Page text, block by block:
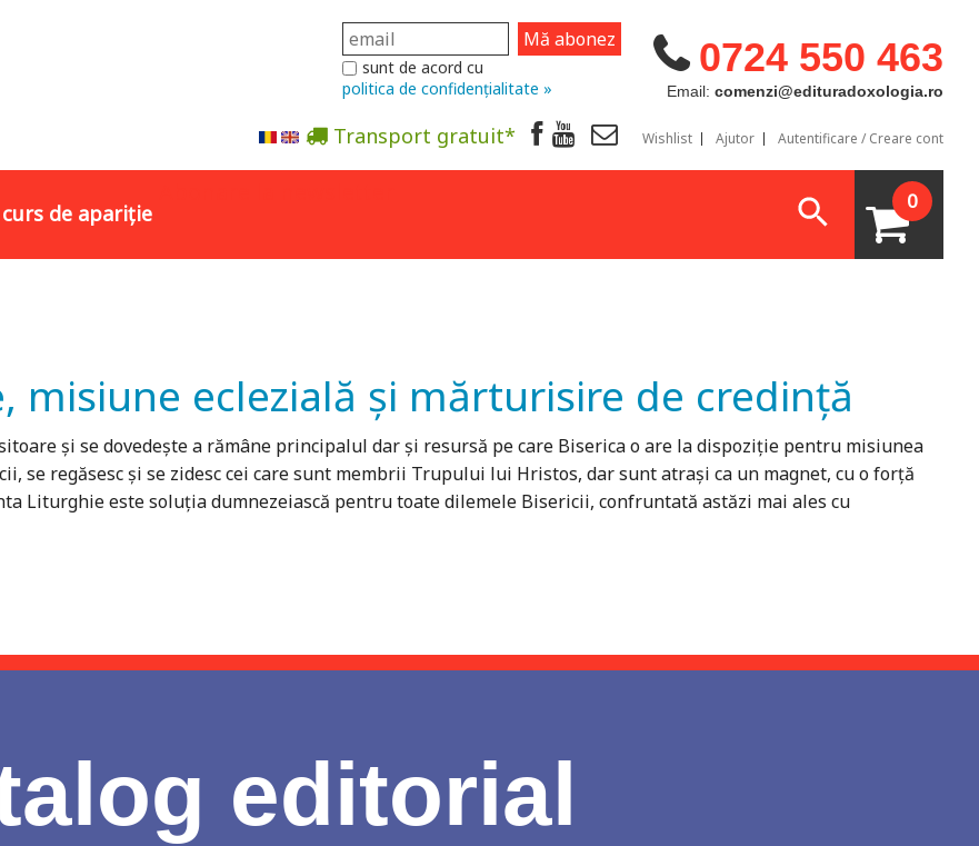
0724 550 463
Email: comenzi@edituradoxologia.ro
sunt de acord cu
politica de confidențialitate »
Transport gratuit* Wishlist Ajutor Autentificare / Creare cont
de apariție 0
misiune eclezială și mărturisire de credință
și se dovedește a rămâne principalul dar și resursă pe care Biserica o are la dispoziție pentru misiunea
se regăsesc și se zidesc cei care sunt membrii Trupului lui Hristos, dar sunt atrași ca un magnet, cu o forță
Liturghie este soluția dumnezeiască pentru toate dilemele Bisericii, confruntată astăzi mai ales cu
editorial